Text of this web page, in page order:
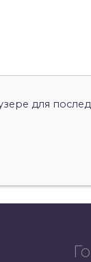
для